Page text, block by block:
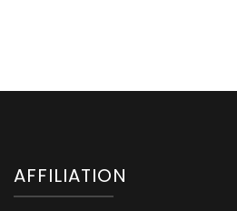
AFFILIATION